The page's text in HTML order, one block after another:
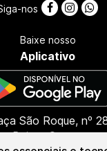
São Roque, nº
Bairro: Centro
nos
Baixe nosso
Aplicativo